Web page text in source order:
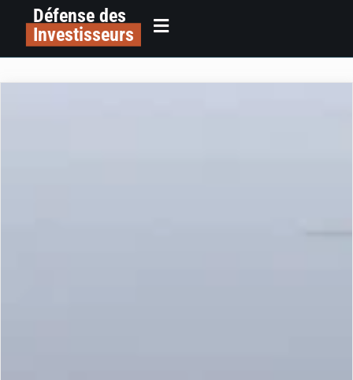
Défense des
Investisseurs